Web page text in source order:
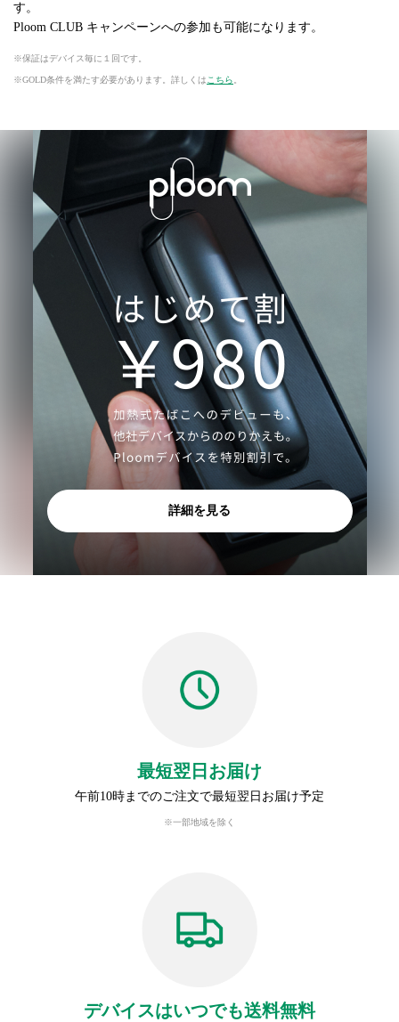
す。
Ploom CLUB キャンペーンへの参加も可能になります。
保証はデバイス毎に１回です。
GOLD条件を満たす必要があります。詳しくはこちら。
詳細を見る
最短翌日お届け
午前10時までのご注文で最短翌日お届け予定
※一部地域を除く
デバイスはいつでも送料無料